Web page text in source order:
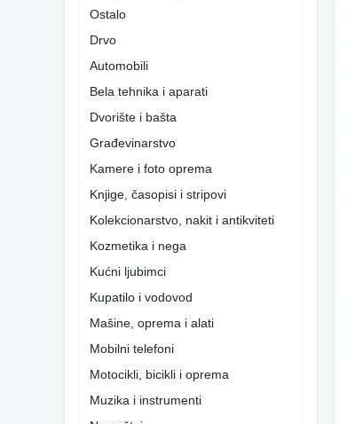
Ostalo
Drvo
Automobili
Bela tehnika i aparati
Dvorište i bašta
Građevinarstvo
Kamere i foto oprema
Knjige, časopisi i stripovi
Kolekcionarstvo, nakit i antikviteti
Kozmetika i nega
Kućni ljubimci
Kupatilo i vodovod
Mašine, oprema i alati
Mobilni telefoni
Motocikli, bicikli i oprema
Muzika i instrumenti